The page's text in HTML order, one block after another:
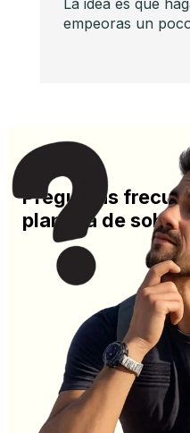
La idea es que
empeoras un
Preguntas
plantilla de